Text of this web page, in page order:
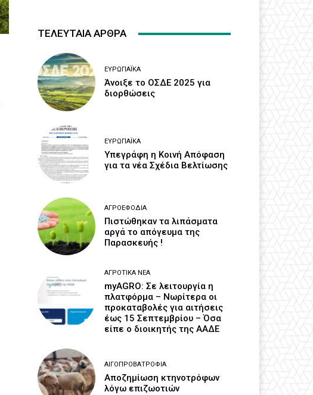
ΤΕΛΕΥΤΑΙΑ ΑΡΘΡΑ
ΕΥΡΩΠΑΪΚΆ
Άνοιξε το ΟΣΔΕ 2025 για
διορθώσεις
ΕΥΡΩΠΑΪΚΆ
Υπεγράφη η Κοινή Απόφαση
για τα νέα Σχέδια Βελτίωσης
ΑΓΡΟΕΦΌΔΙΑ
Πιστώθηκαν τα λιπάσματα
αργά το απόγευμα της
Παρασκευής !
ΑΓΡΟΤΙΚΆ ΝΈΑ
myAGRO: Σε λειτουργία η
πλατφόρμα – Νωρίτερα οι
προκαταβολές για αιτήσεις
έως 15 Σεπτεμβρίου – Όσα
είπε ο διοικητής της ΑΑΔΕ
ΑΙΓΟΠΡΟΒΑΤΡΟΦΊΑ
Αποζημίωση κτηνοτρόφων
λόγω επιζωοτιών